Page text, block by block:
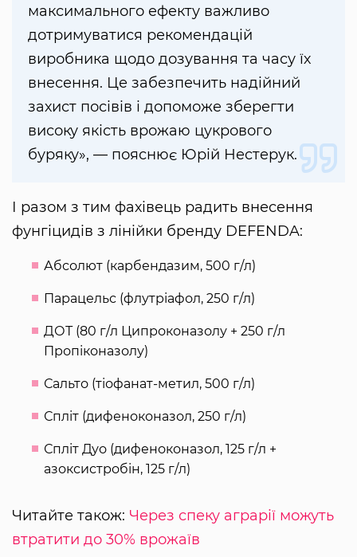
максимального ефекту важливо
дотримуватися рекомендацій
виробника щодо дозування та часу їх
внесення. Це забезпечить надійний
захист посівів і допоможе зберегти
високу якість врожаю цукрового
буряку», — пояснює Юрій Нестерук.
І разом з тим фахівець радить внесення
фунгіцидів з лінійки бренду DEFENDA:
Абсолют (карбендазим, 500 г/л)
Парацельс (флутріафол, 250 г/л)
ДОТ (80 г/л Ципроконазолу + 250 г/л
Пропіконазолу)
Сальто (тіофанат-метил, 500 г/л)
Спліт (дифеноконазол, 250 г/л)
Спліт Дуо (дифеноконазол, 125 г/л +
азоксистробін, 125 г/л)
Читайте також: Через спеку аграрії можуть
втратити до 30% врожаїв